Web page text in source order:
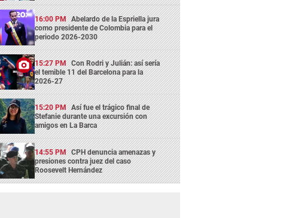
16:00 PM Abelardo de la Espriella jura
como presidente de Colombia para el
periodo 2026-2030
15:27 PM Con Rodri y Julián: así sería
el temible 11 del Barcelona para la
2026-27
15:20 PM Así fue el trágico final de
Stefanie durante una excursión con
amigos en La Barca
14:55 PM CPH denuncia amenazas y
presiones contra juez del caso
Roosevelt Hernández